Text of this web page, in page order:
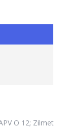
O 12; Zilmet